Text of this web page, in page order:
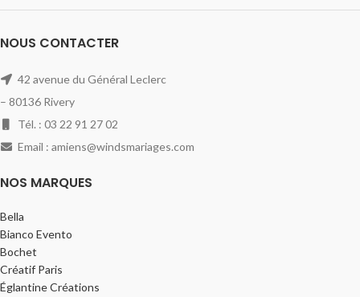
NOUS CONTACTER
42 avenue du Général Leclerc
– 80136 Rivery
Tél. : 03 22 91 27 02
Email : amiens@windsmariages.com
NOS MARQUES
Bella
Bianco Evento
Bochet
Créatif Paris
Églantine Créations